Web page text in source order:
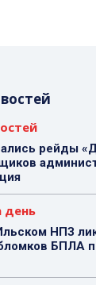
рейды
день
НПЗ
БПЛА